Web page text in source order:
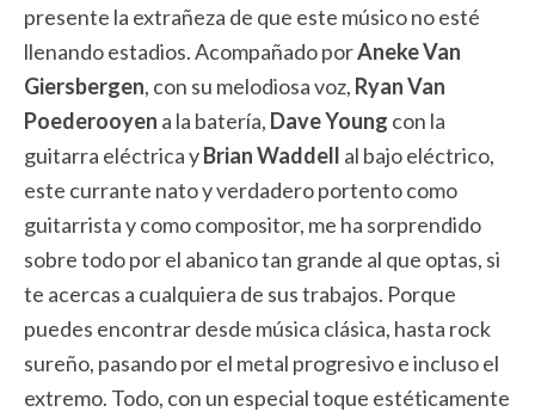
presente la extrañeza de que este músico no esté
llenando estadios. Acompañado porAneke Van
Giersbergen, con su melodiosa voz, Ryan Van
Poederooyen a la batería, Dave Young con la
guitarra eléctrica yBrian Waddell al bajo eléctrico,
este currante nato y verdadero portento como
guitarrista y como compositor, me ha sorprendido
sobre todo por el abanico tan grande al que optas, si
te acercas a cualquiera de sus trabajos. Porque
puedes encontrar desde música clásica, hasta rock
sureño, pasando por el metal progresivo e incluso el
extremo. Todo, con un especial toque estéticamente